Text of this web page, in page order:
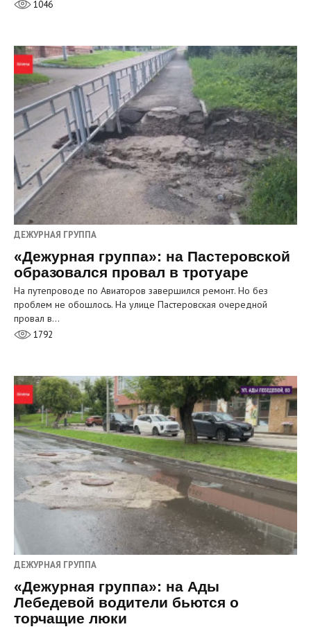
1046
ДЕЖУРНАЯ ГРУППА
«Дежурная группа»: на Пастеровской
образовался провал в тротуаре
На путепроводе по Авиаторов завершился ремонт. Но без
проблем не обошлось. На улице Пастеровская очередной
провал в…
1792
ДЕЖУРНАЯ ГРУППА
«Дежурная группа»: на Ады
Лебедевой водители бьются о
торчащие люки